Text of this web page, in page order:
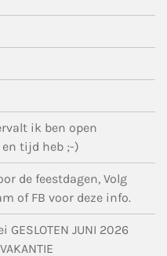
ik ben open
tijd heb ;-)
de feestdagen, Volg
of FB voor deze info.
GESLOTEN JUNI 2026